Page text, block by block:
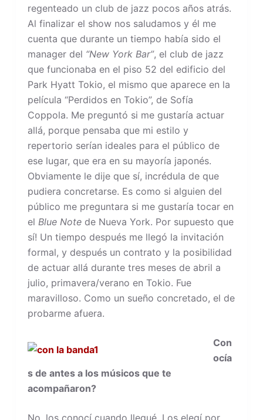
regenteado un club de jazz pocos años atrás.
Al finalizar el show nos saludamos y él me
cuenta que durante un tiempo había sido el
manager del “New York Bar”, el club de jazz
que funcionaba en el piso 52 del edificio del
Park Hyatt Tokio, el mismo que aparece en la
película “Perdidos en Tokio”, de Sofía
Coppola. Me preguntó si me gustaría actuar
allá, porque pensaba que mi estilo y
repertorio serían ideales para el público de
ese lugar, que era en su mayoría japonés.
Obviamente le dije que sí, incrédula de que
pudiera concretarse. Es como si alguien del
público me preguntara si me gustaría tocar en
el Blue Notede Nueva York. Por supuesto que
sí! Un tiempo después me llegó la invitación
formal, y después un contrato y la posibilidad
de actuar allá durante tres meses de abril a
julio, primavera/verano en Tokio. Fue
maravilloso. Como un sueño concretado, el de
probarme afuera.
Con
ocía
s de antes a los músicos que te
acompañaron?
No, los conocí cuando llegué. Los elegí por